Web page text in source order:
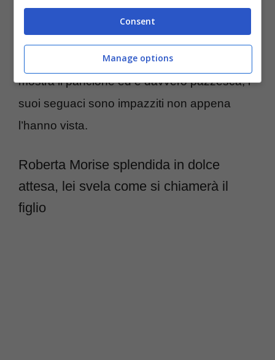
risalto la sua irresistibile bellezza e la sua
sensualità da vendere. In uno degli scatti
mostra il pancione ed è davvero pazzesca, i
suoi seguaci sono impazziti non appena
l’hanno vista.
Roberta Morise splendida in dolce
attesa, lei svela come si chiamerà il
figlio
Consent
Manage options